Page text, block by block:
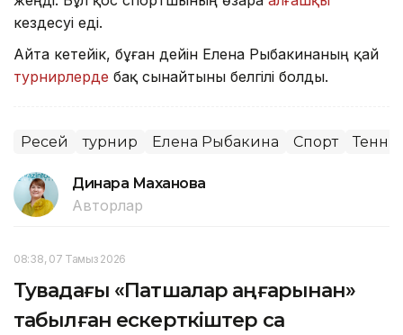
кездесуі еді.
Айта кетейік, бұған дейін Елена Рыбакинаның қай
турнирлерде бақ сынайтыны белгілі болды.
Ресей турнир Елена Рыбакина Спорт
Динара Маханова
Авторлар
08:38, 07 Тамыз 2026
Тувадағы «Патшалар аңғарынан»
табылған ескерткіштер сақ